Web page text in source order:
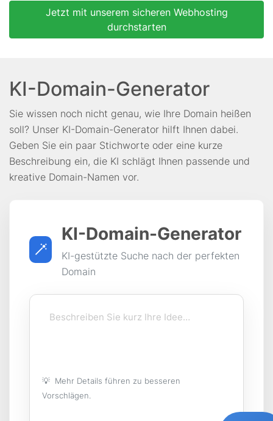
Jetzt mit unserem sicheren Webhosting
durchstarten
KI-Domain-Generator
Sie wissen noch nicht genau, wie Ihre Domain heißen
soll? Unser KI-Domain-Generator hilft Ihnen dabei.
Geben Sie ein paar Stichworte oder eine kurze
Beschreibung ein, die KI schlägt Ihnen passende und
kreative Domain-Namen vor.
KI-Domain-Generator
KI-gestützte Suche nach der perfekten
Domain
💡 Mehr Details führen zu besseren
Vorschlägen.